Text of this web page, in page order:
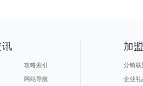
讯
攻略索引
网站导航
加
分销联
企业礼